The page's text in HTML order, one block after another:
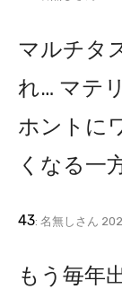
マルチタ
れ… マテ
ホントに
くなる一
43: 名無しさん
もう毎年